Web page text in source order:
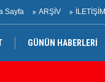
Sayfa ARŞİV İLETİŞİM
GÜNÜN HABERLERİ